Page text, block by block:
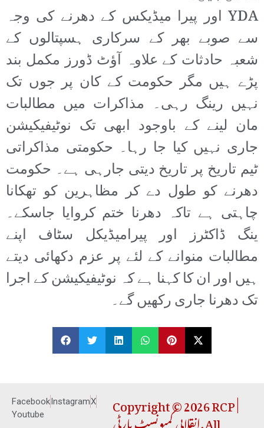
YDA اور پیرا میڈیکس کے دھرنے کی وجہ
سے صوبے بھر کے سرکاری ہسپتالوں کے
شعبہ حادثات کے علاوہ آؤٹ ڈورز مکمل بند
پڑے ہیں مگر حکومت کے کان پر جوں تک
نہیں رینگ رہی۔ مذاکرات میں مطالبات
مان لینے کے باوجود ابھی تک نوٹیفیکیشن
جاری نہیں کیا جا رہا۔ حکومتی مذاکراتی
ٹیم تاریخ پر تاریخ دیتی جارہی ہے۔ حکومت
دھرنے کو طول دے کر مظاہرین کو تھکانا
چاہتی ہے تاکہ دھرنا ختم کروایا جاسکے۔
ینگ ڈاکٹرز اور پیرامیڈیکل سٹاف اپنے
مطالبات منوانے کے لئے پر عزم دکھائی دیتے
ہیں اور ان کا کہنا ہے کہ نوٹیفیکیشن کے اجرا
تک دھرنا جاری رکھیں گے۔
FacebookInstagramX
Youtube
Copyright © 2026 RCP |
انقلابی کمیونسٹ پارٹی. All